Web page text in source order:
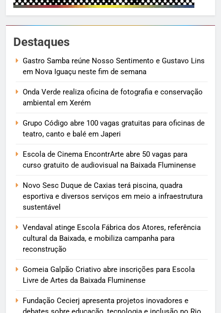
Destaques
Gastro Samba reúne Nosso Sentimento e Gustavo Lins
em Nova Iguaçu neste fim de semana
Onda Verde realiza oficina de fotografia e conservação
ambiental em Xerém
Grupo Código abre 100 vagas gratuitas para oficinas de
teatro, canto e balé em Japeri
Escola de Cinema EncontrArte abre 50 vagas para
curso gratuito de audiovisual na Baixada Fluminense
Novo Sesc Duque de Caxias terá piscina, quadra
esportiva e diversos serviços em meio a infraestrutura
sustentável
Vendaval atinge Escola Fábrica dos Atores, referência
cultural da Baixada, e mobiliza campanha para
reconstrução
Gomeia Galpão Criativo abre inscrições para Escola
Livre de Artes da Baixada Fluminense
Fundação Cecierj apresenta projetos inovadores e